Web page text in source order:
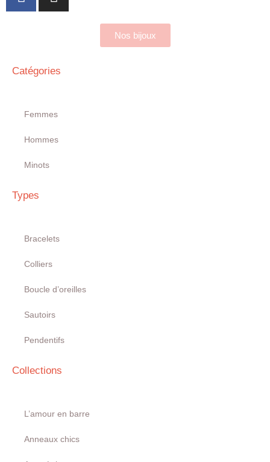
Nos bijoux
Catégories
Femmes
Hommes
Minots
Types
Bracelets
Colliers
Boucle d’oreilles
Sautoirs
Pendentifs
Collections
L’amour en barre
Anneaux chics